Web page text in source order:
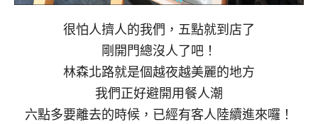
很怕人擠人的我們，五點就到店了
剛開門總沒人了吧！
林森北路就是個越夜越美麗的地方
我們正好避開用餐人潮
六點多要離去的時候，已經有客人陸續進來囉！